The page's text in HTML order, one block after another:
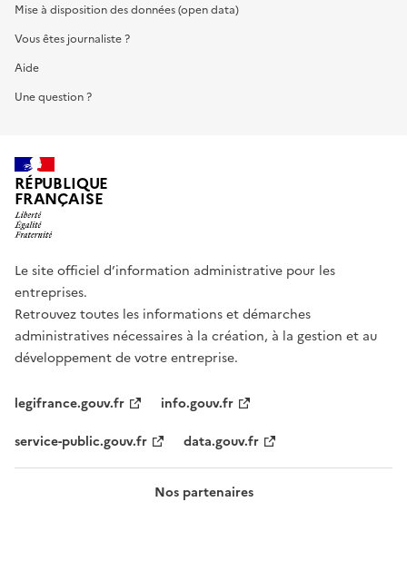
Mise à disposition des données (open data)
Vous êtes journaliste ?
Aide
Une question ?
RÉPUBLIQUE
FRANÇAISE
Le site officiel d’information administrative pour les
entreprises.
Retrouvez toutes les informations et démarches
administratives nécessaires à la création, à la gestion et au
développement de votre entreprise.
legifrance.gouv.fr
info.gouv.fr
service-public.gouv.fr
data.gouv.fr
Nos partenaires